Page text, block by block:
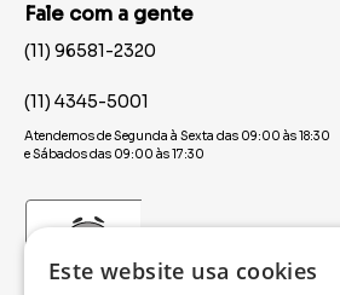
Fale com a gente
(11) 96581-2320
(11) 4345-5001
Atendemos de Segunda à Sexta das 09:00 às 18:30
e Sábados das 09:00 às 17:30
Este website usa cookies